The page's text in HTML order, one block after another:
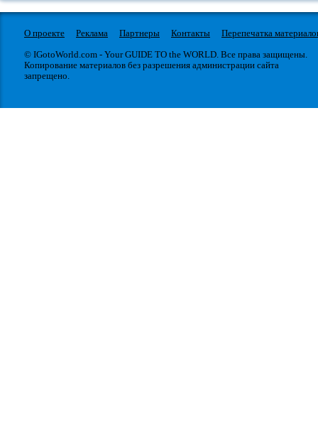
О проекте Реклама Партнеры Контакты
Перепечатка
© IGotoWorld.com - Your GUIDE TO the WORLD. Все права защищены.
Копирование материалов без разрешения администрации сайта
запрещено.